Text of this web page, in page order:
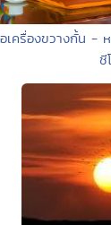
เครื่องขวางกั้น -
ชี